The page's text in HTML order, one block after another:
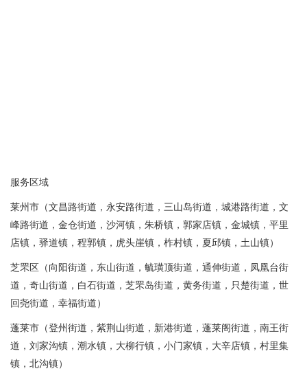
服务区域
莱州市（文昌路街道，永安路街道，三山岛街道，城港路街道，文
峰路街道，金仓街道，沙河镇，朱桥镇，郭家店镇，金城镇，平里
店镇，驿道镇，程郭镇，虎头崖镇，柞村镇，夏邱镇，土山镇）
芝罘区（向阳街道，东山街道，毓璜顶街道，通伸街道，凤凰台街
道，奇山街道，白石街道，芝罘岛街道，黄务街道，只楚街道，世
回尧街道，幸福街道）
蓬莱市（登州街道，紫荆山街道，新港街道，蓬莱阁街道，南王街
道，刘家沟镇，潮水镇，大柳行镇，小门家镇，大辛店镇，村里集
镇，北沟镇）